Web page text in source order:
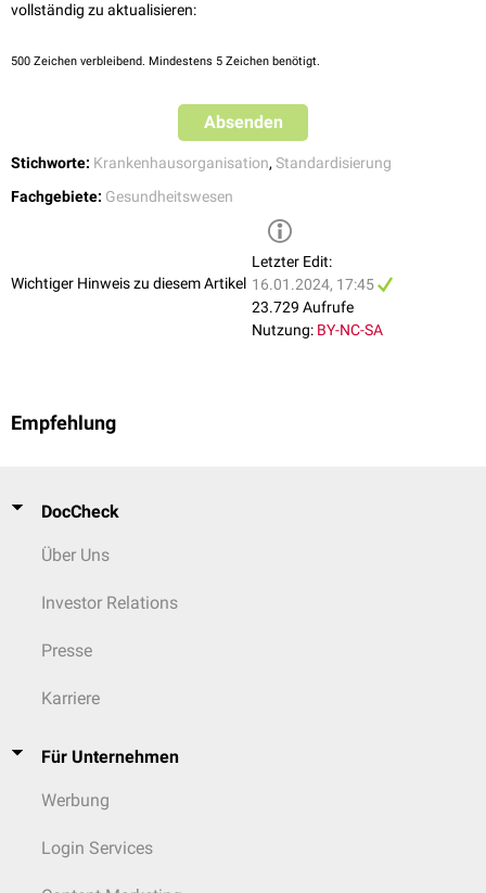
vollständig zu aktualisieren:
500 Zeichen verbleibend. Mindestens 5 Zeichen benötigt.
Absenden
Stichworte: Krankenhausorganisation, Standardisierung
Fachgebiete: Gesundheitswesen
Wichtiger Hinweis zu diesem Artikel
Letzter Edit:
16.01.2024, 17:45
23.729 Aufrufe
Nutzung: BY-NC-SA
Empfehlung
DocCheck
Über Uns
Investor Relations
Presse
Karriere
Für Unternehmen
Werbung
Login Services